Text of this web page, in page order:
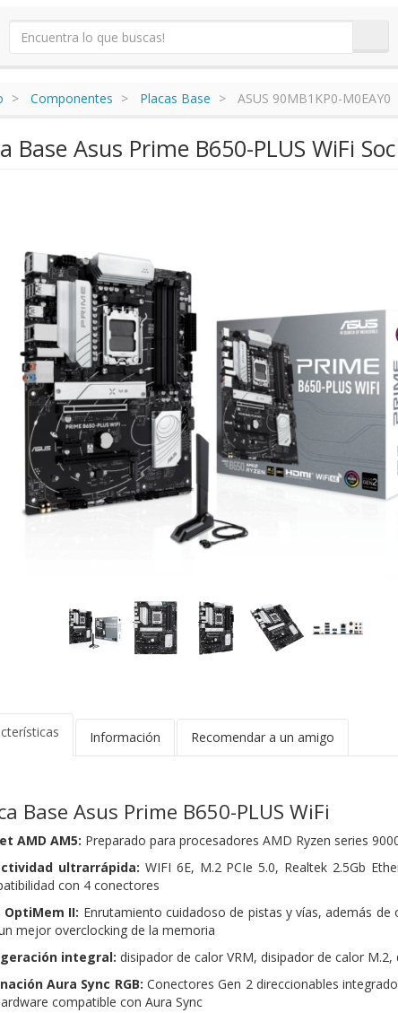
Componentes Placas Base ASUS 90MB1KP0-M0EAY0
Base Asus Prime B650-PLUS WiFi
Información Recomendar a un amigo
Base Asus Prime B650-PLUS WiFi
AMD AM5: Preparado para procesadores AMD Ryzen series
ultrarrápida: WIFI 6E, M.2 PCIe 5.0, Realtek 2.5Gb
con 4 conectores
OptiMem II: Enrutamiento cuidadoso de pistas y vías, además
mejor overclocking de la memoria
integral: disipador de calor VRM, disipador de calor
Aura Sync RGB: Conectores Gen 2 direccionables
compatible con Aura Sync